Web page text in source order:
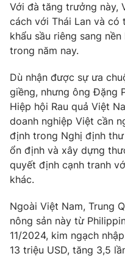
Nhân vật
Khán giả
Điện ảnh
Âm nhạc
Sao
Đời sống
Du lịch
Chất lượng cuộc sống
Giáo dục
Tuyển sinh
Học trực tuyến
Công nghệ
Hitech Công nghệ tương
Sản phẩm
Thị trường
Tư vấn
Giao lưu trực tuyến
Lịch phát sóng
Chuyên mục khác
Emagazine
Với đà tăng trưởng này,
cách với Thái Lan và có
khẩu sầu riêng sang
trong năm nay.
Dù nhận được sự ưa
giềng, nhưng ông Đặng
Hiệp hội Rau quả Việt
doanh nghiệp Việt cần
định trong Nghị định
ổn định và xây dựng
quyết định cạnh tranh
khác.
Ngoài Việt Nam, Trung
nông sản này từ
11/2024, kim ngạch
13 triệu USD, tăng 3,5